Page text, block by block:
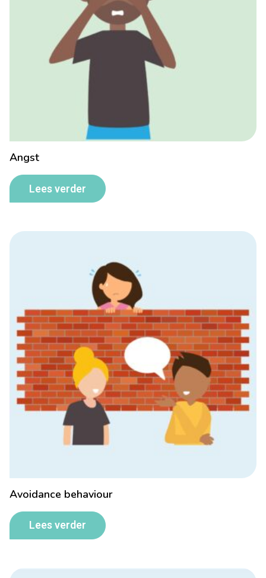
Angst
Lees verder
Avoidance behaviour
Lees verder